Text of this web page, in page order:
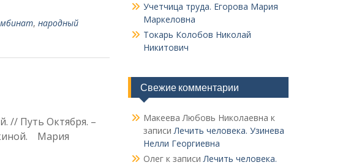
, народный
// Путь Октября. –
Мария
Учетчица труда. Его­рова Мария
Маркеловна
Токарь Колобов Ни­колай
Никитович
Свежие комментарии
Макеева Любовь Николаевна к
записиЛечить человека. Узинева
Нелли Георгиевна
Олегк записиЛечить человека.